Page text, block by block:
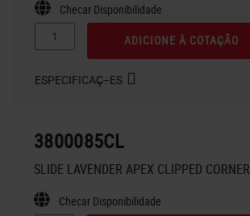
Checar Disponibilidade
ADICIONE À COTAÇÃO
ESPECIFICAÇ÷ES
3800085CL
SLIDE LAVENDER APEX CLIPPED CORNER
Checar Disponibilidade